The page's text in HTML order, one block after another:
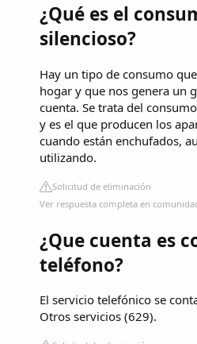
¿Qué es el
silencioso?
Hay un tipo de consumo
hogar y que nos genera un
cuenta. Se trata del
y es el que producen los
cuando están enchufados,
utilizando.
Solicitud de eliminación
Ver respuesta completa en
¿Que cuenta es
teléfono?
El servicio telefónico se
Otros servicios (629).